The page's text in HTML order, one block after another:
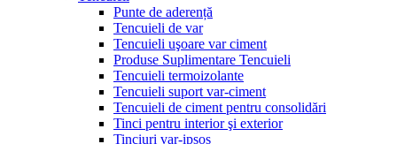
Punte de aderență
Tencuieli de var
Tencuieli uşoare var ciment
Produse Suplimentare Tencuieli
Tencuieli termoizolante
Tencuieli suport var-ciment
Tencuieli de ciment pentru consolidări
Tinci pentru interior şi exterior
Tinciuri var-ipsos